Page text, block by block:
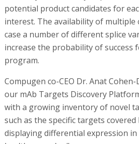
potential product candidates for
interest. The availability of multiple
case a number of different splice
increase the probability of success
program.
Compugen co-CEO Dr. Anat
our mAb Targets Discovery
with a growing inventory of novel
such as the specific targets
displaying differential expression